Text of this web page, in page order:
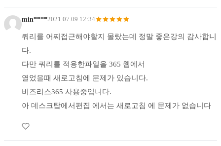
min****2021.07.09 12:34
쿼리를 어찌접근해야할지 몰랐는데 정말 좋은강의 감사합니
다.
다만 쿼리를 적용한파일을 365 웹에서
열었을때 새로고침에 문제가 있습니다.
비즈리스365 사용중입니다.
아 데스크탑에서편집 에서는 새로고침 에 문제가 없습니다